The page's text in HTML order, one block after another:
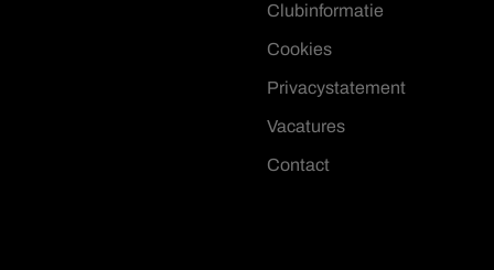
Clubinformatie
Cookies
Privacystatement
Vacatures
Contact